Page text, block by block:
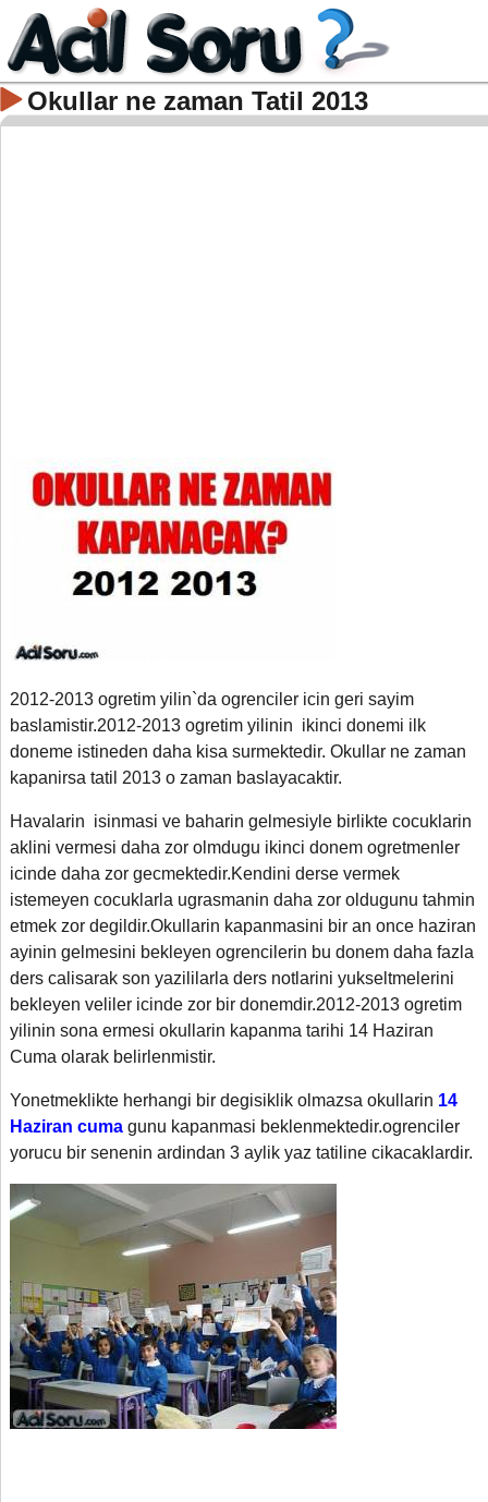
Okullar ne zaman Tatil 2013
2012-2013 ogretim yilin`da ogrenciler icin geri sayim
baslamistir.2012-2013 ogretim yilinin ikinci donemi ilk
doneme istineden daha kisa surmektedir. Okullar ne zaman
kapanirsa tatil 2013 o zaman baslayacaktir.
Havalarin isinmasi ve baharin gelmesiyle birlikte cocuklarin
aklini vermesi daha zor olmdugu ikinci donem ogretmenler
icinde daha zor gecmektedir.Kendini derse vermek
istemeyen cocuklarla ugrasmanin daha zor oldugunu tahmin
etmek zor degildir.Okullarin kapanmasini bir an once haziran
ayinin gelmesini bekleyen ogrencilerin bu donem daha fazla
ders calisarak son yazililarla ders notlarini yukseltmelerini
bekleyen veliler icinde zor bir donemdir.2012-2013 ogretim
yilinin sona ermesi okullarin kapanma tarihi 14 Haziran
Cuma olarak belirlenmistir.
Yonetmeklikte herhangi bir degisiklik olmazsa okullarin 14
Haziran cuma gunu kapanmasi beklenmektedir.ogrenciler
yorucu bir senenin ardindan 3 aylik yaz tatiline cikacaklardir.